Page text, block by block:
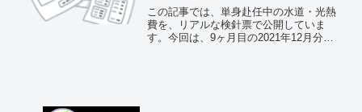
この記事では、単身赴任中の水道・光熱
費を、リアルな検針票で公開していま
す。今回は、9ヶ月目の2021年12月分で